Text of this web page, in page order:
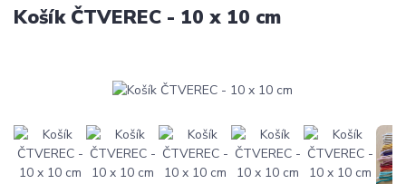
Košík ČTVEREC - 10 x 10 cm